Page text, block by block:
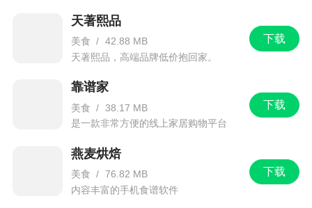
下载
天著熙品
美食 / 42.88 MB
天著熙品，高端品牌低价抱回家。
下载
靠谱家
美食 / 38.17 MB
是一款非常方便的线上家居购物平台
下载
燕麦烘焙
美食 / 76.82 MB
内容丰富的手机食谱软件